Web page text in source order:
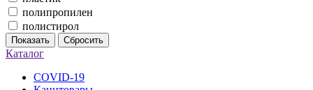
полипропилен
полистирол
Показать Сбросить
Каталог
COVID-19